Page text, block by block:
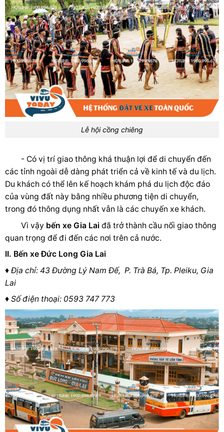
Lễ hội cồng chiêng
- Có vị trí giao thông khá thuận lợi để di chuyển đến
các tỉnh ngoài dễ dàng phát triển cả về kinh tế và du lịch.
Du khách có thể lên kế hoạch khám phá du lịch độc đáo
của vùng đất này bằng nhiều phương tiện di chuyển,
trong đó thông dụng nhất vẫn là các chuyến xe khách.
Vì vậy bến xe Gia Lai đã trở thành cầu nối giao thông
quan trọng để đi đến các nơi trên cả nước.
II. Bến xe Đức Long Gia Lai
♦ Địa chỉ: 43 Đường Lý Nam Đế, P. Trà Bá, Tp. Pleiku, Gia
Lai
♦ Số điện thoại: 0593 747 773